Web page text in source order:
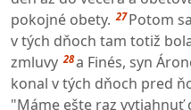
pokojné obety. 27 Potom
v tých dňoch tam totiž
zmluvy 28a Finés, syn
konal v tých dňoch pred
"Máme ešte raz vytiahnuť